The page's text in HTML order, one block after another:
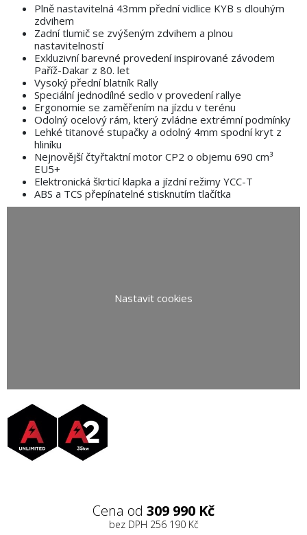
Plně nastavitelná 43mm přední vidlice KYB s dlouhým
zdvihem
Zadní tlumič se zvýšeným zdvihem a plnou
nastavitelností
Exkluzivní barevné provedení inspirované závodem
Paříž-Dakar z 80. let
Vysoký přední blatník Rally
Speciální jednodílné sedlo v provedení rallye
Ergonomie se zaměřením na jízdu v terénu
Odolný ocelový rám, který zvládne extrémní podmínky
Lehké titanové stupačky a odolný 4mm spodní kryt z
hliníku
Nejnovější čtyřtaktní motor CP2 o objemu 690 cm³
EU5+
Elektronická škrticí klapka a jízdní režimy YCC-T
ABS a TCS přepínatelné stisknutím tlačítka
Nastavit cookies
Cena od 309 990 Kč
bez DPH 256 190 Kč